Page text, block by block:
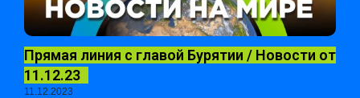
Прямая линия с главой Бурятии / Новости от
11.12.23
11.12.2023